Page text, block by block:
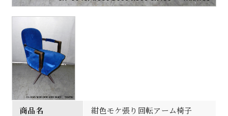
商品名
紺色モケ張り回転アーム椅子